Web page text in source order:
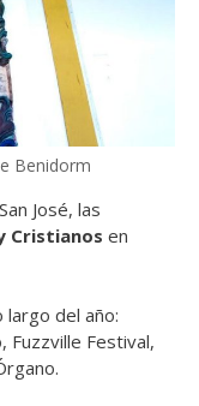
Benidorm
José, las
Cristianos en
del año:
Fuzzville Festival,